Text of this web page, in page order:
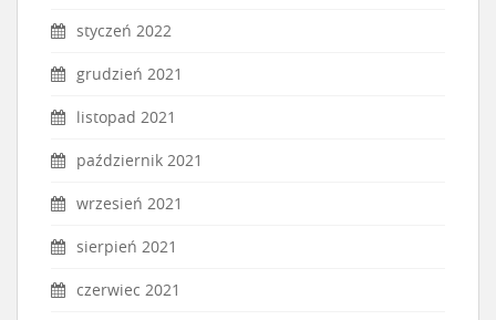
styczeń 2022
grudzień 2021
listopad 2021
październik 2021
wrzesień 2021
sierpień 2021
czerwiec 2021